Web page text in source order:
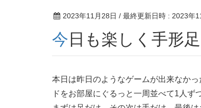
2023年11月28日 / 最終更新日時 : 2023年
今日も楽しく手形
本日は昨日のようなゲームが出来なか
ドをお部屋にぐるっと一周並べて1人ず